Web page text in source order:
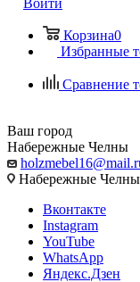
Войти
Корзина0
Избранные
Сравнение
Ваш город
Набережные Челны
Набережные
Вконтакте
Instagram
YouTube
WhatsApp
Яндекс.Дзен